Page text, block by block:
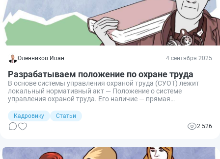
Оленников Иван 4 сентября 2025
Разрабатываем положение по охране труда
В основе системы управления охраной труда (СУОТ) лежит
локальный нормативный акт — Положение о системе
управления охраной труда. Его наличие — прямая
Без этого документа невозможно организовать и
поддерживать эффективную работу в сфере охраны труда. Он
определяет политику работодателя, цели, процедуры и
рассмотрим, как правильно разработать, оформить и
утвердить положение, которое будет работать на практике, а
Кадровику
Статьи
2 526